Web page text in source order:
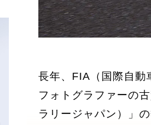
長年、FIA（国際自動
フォトグラファーの
ラリージャパン）」